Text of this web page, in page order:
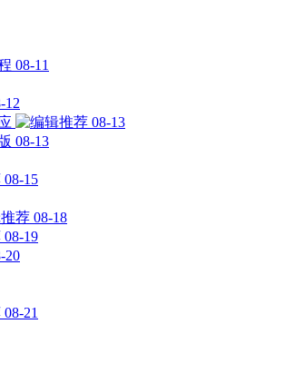
08-11
12
08-13
08-13
08-15
08-18
08-19
20
08-21